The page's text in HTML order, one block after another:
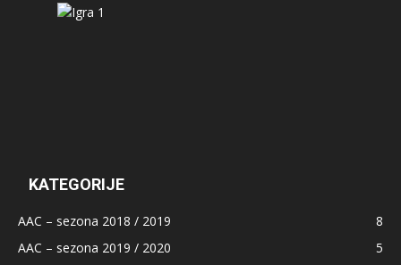
KATEGORIJE
AAC – sezona 2018 / 2019
8
AAC – sezona 2019 / 2020
5